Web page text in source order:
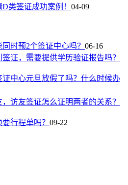
类签证成功案例！ 04-09
时预2个签证中心吗？ 06-16
证，需要提供学历验证报告吗？
证中心元旦放假了吗？什么时候办
访友签证怎么证明两者的关系？
行程单吗？ 09-22